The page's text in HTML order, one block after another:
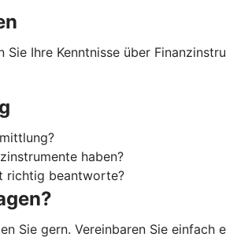
Ihre Kenntnisse über
haben?
richtig beantworte?
Sie gern. Vereinbaren Sie einfach